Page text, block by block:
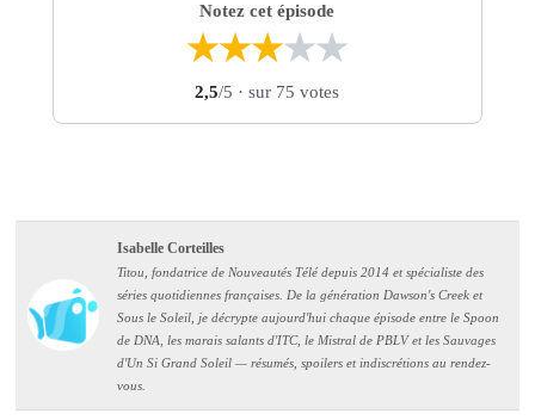
Notez cet épisode
★★★★★
2,5/5 · sur 75 votes
Isabelle Corteilles
Titou, fondatrice de Nouveautés Télé depuis 2014 et spécialiste des
séries quotidiennes françaises. De la génération Dawson's Creek et
Sous le Soleil, je décrypte aujourd'hui chaque épisode entre le Spoon
de DNA, les marais salants d'ITC, le Mistral de PBLV et les Sauvages
d'Un Si Grand Soleil — résumés, spoilers et indiscrétions au rendez-
vous.